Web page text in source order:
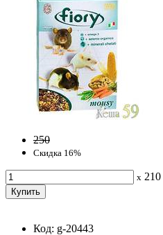
250
Скидка 16%
x 210
Код: g-20443